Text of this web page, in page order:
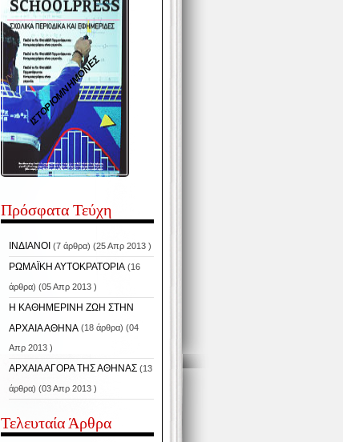
ΙΣΤΟΡΙΟΜΝΗΜΟΝΕΣ
Πρόσφατα Τεύχη
ΙΝΔΙΑΝΟΙ (7 άρθρα) (25 Απρ 2013 )
ΡΩΜΑΪΚΗ ΑΥΤΟΚΡΑΤΟΡΙΑ(16
άρθρα) (05 Απρ 2013 )
Η ΚΑΘΗΜΕΡΙΝΗ ΖΩΗ ΣΤΗΝ
ΑΡΧΑΙΑ ΑΘΗΝΑ (18 άρθρα) (04
Απρ 2013 )
ΑΡΧΑΙΑ ΑΓΟΡΑ ΤΗΣ ΑΘΗΝΑΣ(13
άρθρα) (03 Απρ 2013 )
Τελευταία Άρθρα